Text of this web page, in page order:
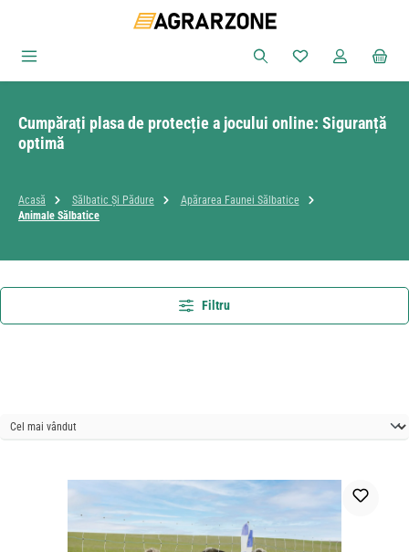
Sari la conținutul principal
Aveți 0 articole
Cumpărați plasa de protecție a jocului online: Siguranță
optimă
Acasă Sălbatic Și Pădure
Apărarea Faunei Sălbatice
Animale Sălbatice
Filtru